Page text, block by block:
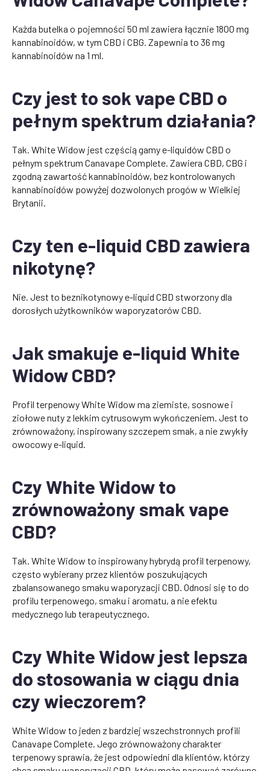
Każda butelka o pojemności 50 ml zawiera łącznie 1800 mg
kannabinoidów, w tym CBD i CBG. Zapewnia to 36 mg
kannabinoidów na 1 ml.
Czy jest to sok vape CBD o
pełnym spektrum działania?
Tak. White Widow jest częścią gamy e-liquidów CBD o
pełnym spektrum Canavape Complete. Zawiera CBD, CBG i
zgodną zawartość kannabinoidów, bez kontrolowanych
kannabinoidów powyżej dozwolonych progów w Wielkiej
Brytanii.
Czy ten e-liquid CBD zawiera
nikotynę?
Nie. Jest to beznikotynowy e-liquid CBD stworzony dla
dorosłych użytkowników waporyzatorów CBD.
Jak smakuje e-liquid White
Widow CBD?
Profil terpenowy White Widow ma ziemiste, sosnowe i
ziołowe nuty z lekkim cytrusowym wykończeniem. Jest to
zrównoważony, inspirowany szczepem smak, a nie zwykły
owocowy e-liquid.
Czy White Widow to
zrównoważony smak vape
CBD?
Tak. White Widow to inspirowany hybrydą profil terpenowy,
często wybierany przez klientów poszukujących
zbalansowanego smaku waporyzacji CBD. Odnosi się to do
profilu terpenowego, smaku i aromatu, a nie efektu
medycznego lub terapeutycznego.
Czy White Widow jest lepsza
do stosowania w ciągu dnia
czy wieczorem?
White Widow to jeden z bardziej wszechstronnych profili
Canavape Complete. Jego zrównoważony charakter
terpenowy sprawia, że jest odpowiedni dla klientów, którzy